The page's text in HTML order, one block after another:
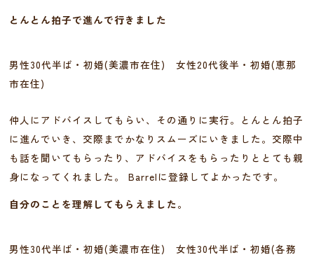
とんとん拍子で進んで行きました
男性30代半ば・初婚(美濃市在住) 女性20代後半・初婚(恵那
市在住)
仲人にアドバイスしてもらい、その通りに実行。とんとん拍子
に進んでいき、交際までかなりスムーズにいきました。交際中
も話を聞いてもらったり、アドバイスをもらったりととても親
身になってくれました。 Barrelに登録してよかったです。
自分のことを理解してもらえました。
男性30代半ば・初婚(美濃市在住) 女性30代半ば・初婚(各務